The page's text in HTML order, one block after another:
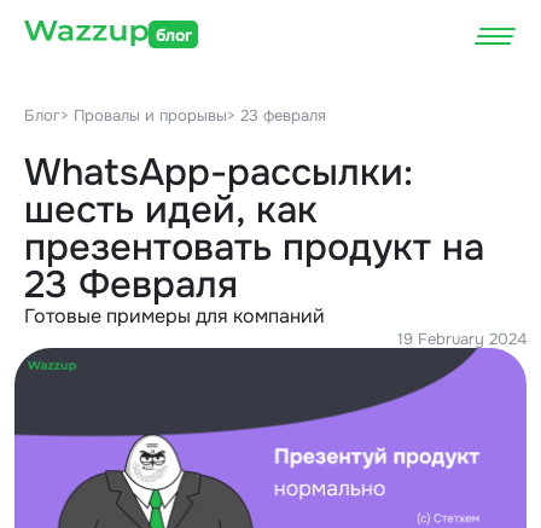
блог
Блог> Провалы и прорывы> 23 февраля
WhatsApp-рассылки:
шесть идей, как
презентовать продукт на
23 Февраля
Готовые примеры для компаний
19 February 2024